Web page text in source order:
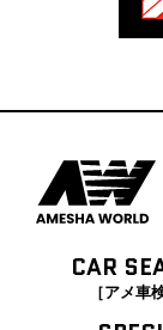
CAR
［アメ車